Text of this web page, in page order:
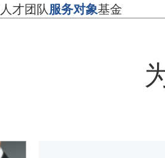
人才团队服务对象基金